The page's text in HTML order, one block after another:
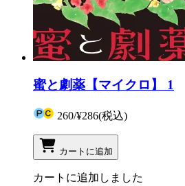
蜜と劇薬【マイクロ】 1
260/¥286(税込)
カートに追加
カートに追加しました